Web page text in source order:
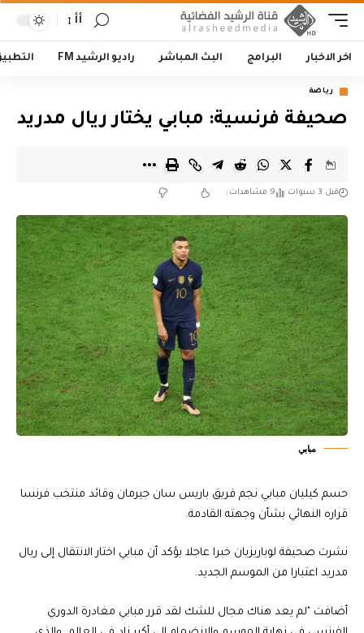
أأ
اخر الاخبار البرامج البث المباشر راديو الرشيد FM
رياضة
صحيفة فرنسية: مبابي يختار ريال مدريد
قبل 3 سنوات 9 مشاهدات
مبابي
حسم كيليان مبابي نجم فريق باريس سان جيرمان وقائد منتخب فرنسا
قراره النهائي بشأن وجهته القادمة.
نشرت صحيفة لوباريزيان خبرا عاجلا يؤكد أن مبابي اختار الانتقال إلى ريال
مدريد اعتبارا من الموسم الجديد.
أضافت "لم يعد هناك مجال للشك لقد قرر مبابي مغادرة الدوري